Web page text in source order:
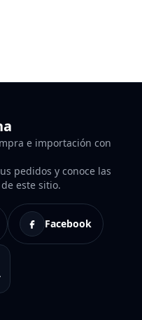
e importación con
pedidos y conoce las
este sitio.
Facebook